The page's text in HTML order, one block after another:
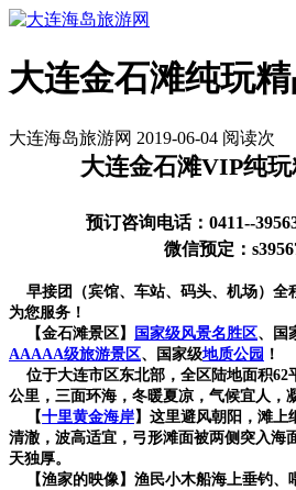
大连金石滩纯玩
大连海岛旅游网 2019-06-04 阅读次
大连金石滩VIP纯
预订咨询电话：0411--
微信预定：
早接团（宾馆、车站、码头、机场）全
为您服务！
【金石滩景区】 国家级风景名胜区、国
AAAAA级旅游景区、国家级地质公园 ！
位于大连市区东北部，全区陆地面积62
公里，三面环海，冬暖夏凉，气候宜人，
【十里黄金海岸】 这里避风朝阳，滩上
清澈，波高适宜，弓形滩面被两侧突入海
天独厚。
【渔家的映像】渔民小木船海上垂钓、